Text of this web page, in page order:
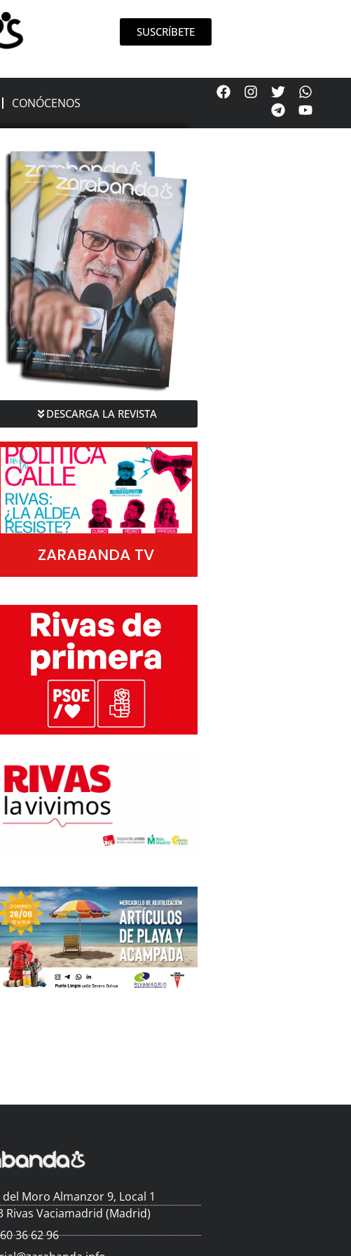
SUSCRÍBETE
CONÓCENOS
DESCARGA LA REVISTA
ZARABANDA TV
del Moro Almanzor 9, Local 1
Rivas Vaciamadrid (Madrid)
36 62 96